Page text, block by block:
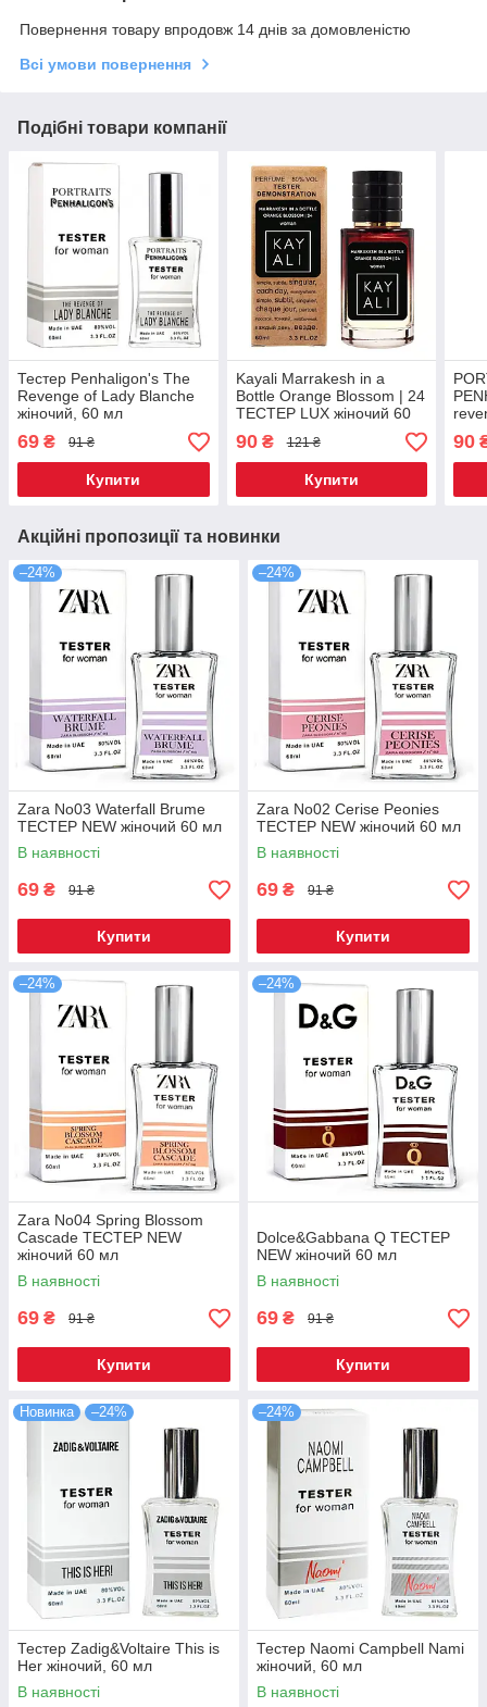
Повернення товару впродовж 14 днів за домовленістю
Всі умови повернення
Подібні товари компанії
Тестер Penhaligon's The
Revenge of Lady Blanche
жіночий, 60 мл
69 ₴ 91 ₴
Купити
Kayali Marrakesh in a
Bottle Orange Blossom | 24
ТЕСТЕР LUX жіночий 60
мл
90₴ 121 ₴
Купити
мл
90
Акційні пропозиції та новинки
–24%
Zara No03 Waterfall Brume
ТЕСТЕР NEW жіночий 60 мл
В наявності
69 ₴ 91 ₴
Купити
–24%
Zara No02 Cerise Peonies
ТЕСТЕР NEW жіночий 60 мл
В наявності
69 ₴ 91 ₴
Купити
–24%
Zara No04 Spring Blossom
Cascade ТЕСТЕР NEW
жіночий 60 мл
В наявності
69 ₴ 91 ₴
Купити
–24%
Dolce&Gabbana Q TEСТЕР
NEW жіночий 60 мл
В наявності
69 ₴ 91 ₴
Купити
Новинка –24%
Тестер Zadig&Voltaire This is
Her жіночий, 60 мл
В наявності
–24%
Тестер Naomi Campbell Nami
жіночий, 60 мл
В наявності